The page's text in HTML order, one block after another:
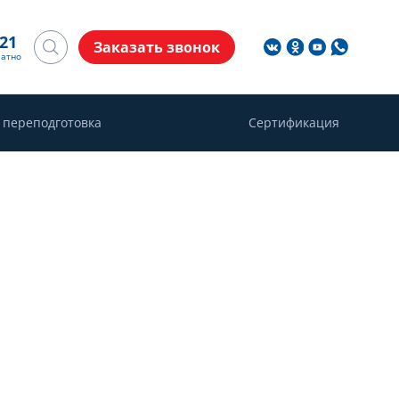
Заказать звонок
Сертификация